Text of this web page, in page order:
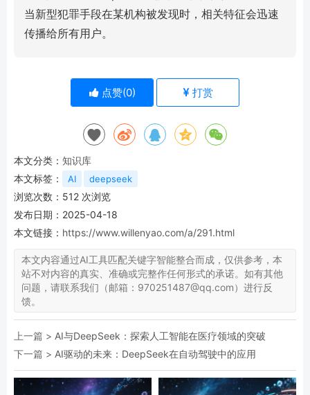
当新型犯罪手段在某机构被发现时，相关特征会迅速
传播给所有用户。
点赞(0) 打赏
本文分类： 知识库
本文标签：
AI deepseek
浏览次数： 512 次浏览
发布日期：2025-04-18
本文链接： https://www.willenyao.com/a/291.html
本文内容通过AI工具匹配关键字智能整合而成，仅供参考，本
站不对内容的真实、准确或完整作任何形式的承诺。如有其他
问题，请联系我们（邮箱：970251487@qq.com）进行反
馈。
上一篇 > AI与DeepSeek：探索人工智能在医疗领域的突破
下一篇 > AI驱动的未来：DeepSeek在自动驾驶中的应用